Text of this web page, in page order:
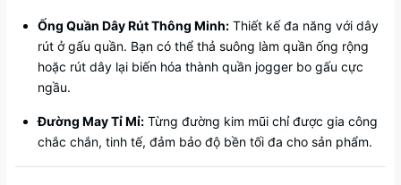
Ống Quần Dây Rút Thông Minh: Thiết kế đa năng với dây
rút ở gấu quần. Bạn có thể thả suông làm quần ống rộng
hoặc rút dây lại biến hóa thành quần jogger bo gấu cực
ngầu.
Đường May Tỉ Mỉ: Từng đường kim mũi chỉ được gia công
chắc chắn, tinh tế, đảm bảo độ bền tối đa cho sản phẩm.